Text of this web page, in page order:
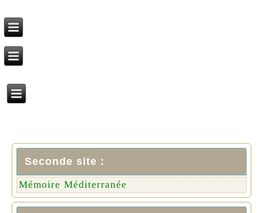
Seconde site :
Mémoire Méditerranée